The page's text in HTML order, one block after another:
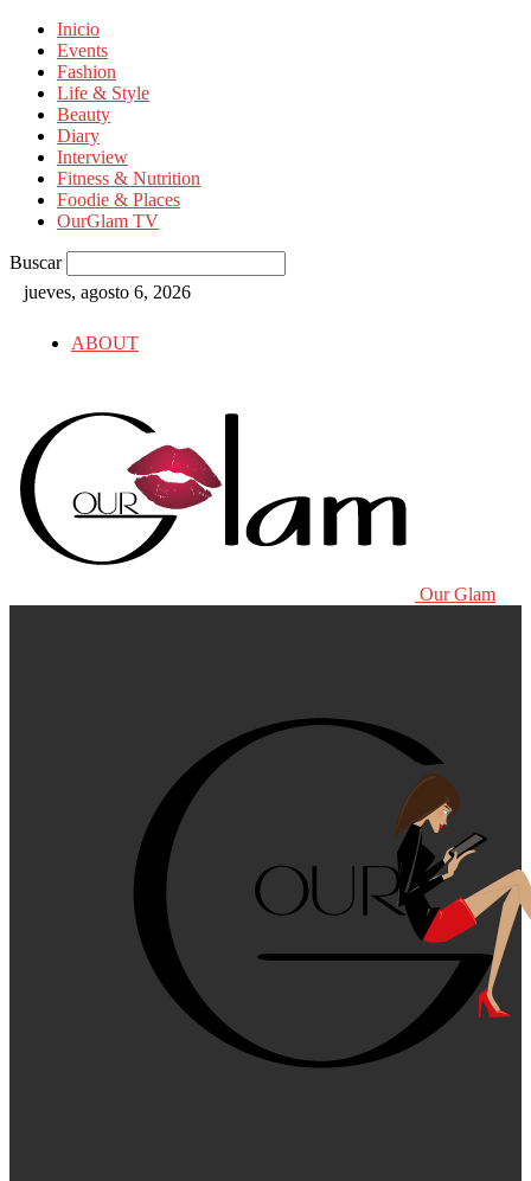
Inicio
Events
Fashion
Life & Style
Beauty
Diary
Interview
Fitness & Nutrition
Foodie & Places
OurGlam TV
Buscar
jueves, agosto 6, 2026
ABOUT
Our Glam